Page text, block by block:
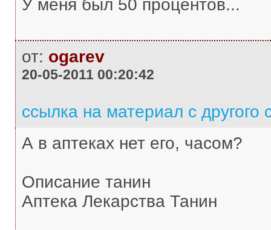
У меня был 50 процентов...
от: ogarev
20-05-2011 00:20:42
ссылка на материал с другого
А в аптеках нет его, часом?
Описание танин
Аптека Лекарства Танин